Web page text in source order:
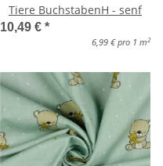
Tiere BuchstabenH - senf
10,49 € *
6,99 € pro 1 m 2